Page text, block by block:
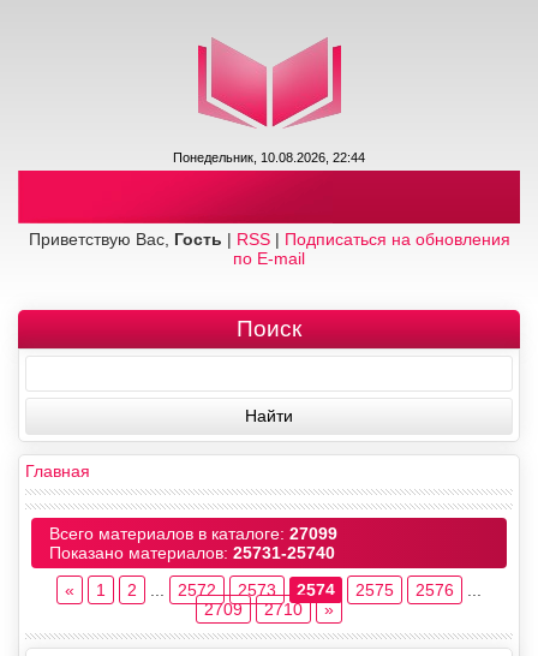
Понедельник, 10.08.2026, 22:44
Приветствую Вас, Гость | RSS| Подписаться на обновления
по E-mail
Поиск
Главная
Всего материалов в каталоге: 27099
Показано материалов: 25731-25740
«
1 2 2572 2573 2574 2575 2576
2709
2710 »